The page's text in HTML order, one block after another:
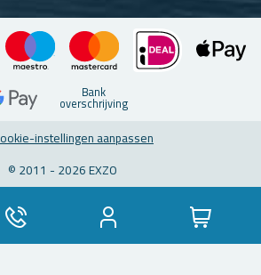
Bank
over­schrij­ving
in­stel­lin­gen aan­pas­sen
© 2011 - 2026 EXZO